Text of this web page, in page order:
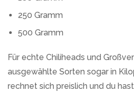
250 Gramm
500 Gramm
Für echte Chiliheads und
ausgewählte Sorten sogar in
rechnet sich preislich und du